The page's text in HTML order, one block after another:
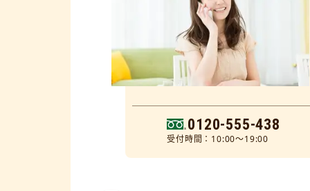
0120-555-438
受付時間：10:00～19:00